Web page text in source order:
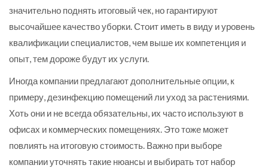
значительно поднять итоговый чек, но гарантируют
высочайшее качество уборки. Стоит иметь в виду и уровень
квалификации специалистов, чем выше их компетенция и
опыт, тем дороже будут их услуги.
Иногда компании предлагают дополнительные опции, к
примеру, дезинфекцию помещений ли уход за растениями.
Хоть они и не всегда обязательны, их часто используют в
офисах и коммерческих помещениях. Это тоже может
повлиять на итоговую стоимость. Важно при выборе
компании уточнять такие нюансы и выбирать тот набор